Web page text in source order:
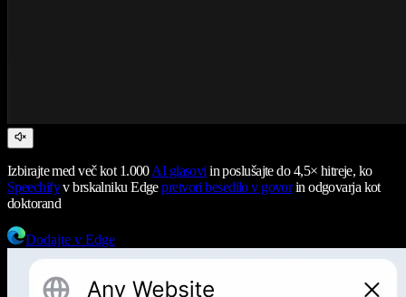
Izbirajte med več kot 1.000AI glasovi in poslušajte do 4,5× hitreje, ko
Speechifyv brskalniku Edgepretvori besedilo v govorin odgovarja kot
doktorand
Dodajte v Edge